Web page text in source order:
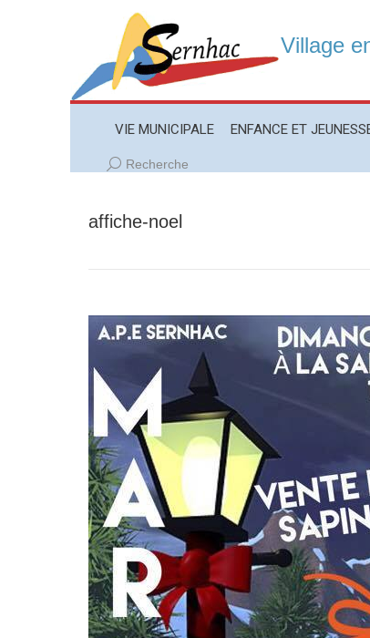
Village
VIE MUNICIPALE ENFANCE ET
Recherche
Recherche
affiche-noel
VIE MUNICIPALE ENFANCE ET JEUNESSE